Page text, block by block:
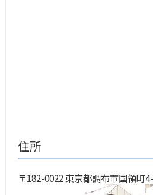
住所
〒182-0022 東京都調布市国領